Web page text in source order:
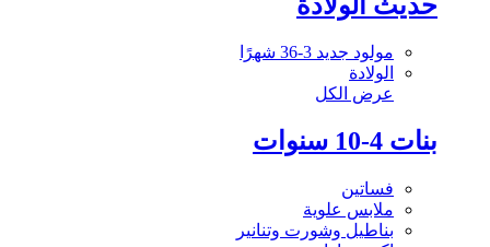
مولود جديد 3-36 شهرًا
الولادة
عرض الكل
بنات 4-10 سنوات
فساتين
ملابس علوية
بناطيل وشورت وتنانير